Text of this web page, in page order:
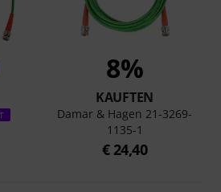
8%
KAUFTEN
Damar & Hagen 21-3269-
1135-1
€ 24,40